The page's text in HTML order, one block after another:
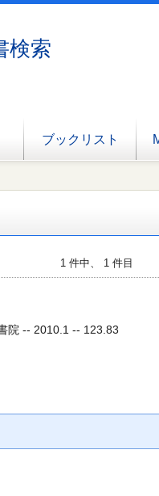
検索
ブックリスト
1 件中、 1 件目
院 -- 2010.1 -- 123.83